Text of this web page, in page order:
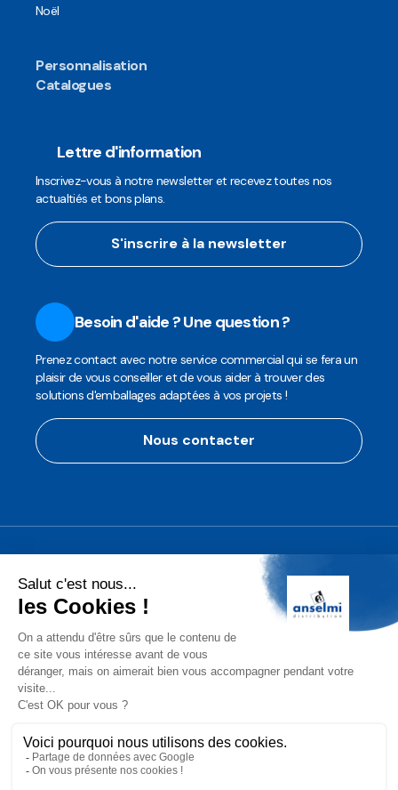
Noël
Personnalisation
Catalogues
Lettre d'information
Inscrivez-vous à notre newsletter et recevez toutes nos
actualtiés et bons plans.
S'inscrire à la newsletter
Besoin d'aide ? Une question ?
Prenez contact avec notre service commercial qui se fera un
plaisir de vous conseiller et de vous aider à trouver des
solutions d'emballages adaptées à vos projets !
Nous contacter
Anselmi Décoration
Découvrez notre assortiment de
décorations professionnelles pour les
Conditions Générales de Vente (CGV)
Mentions légales
Protection des Données
2025 Anselmi Distribution. Tous droits réservés